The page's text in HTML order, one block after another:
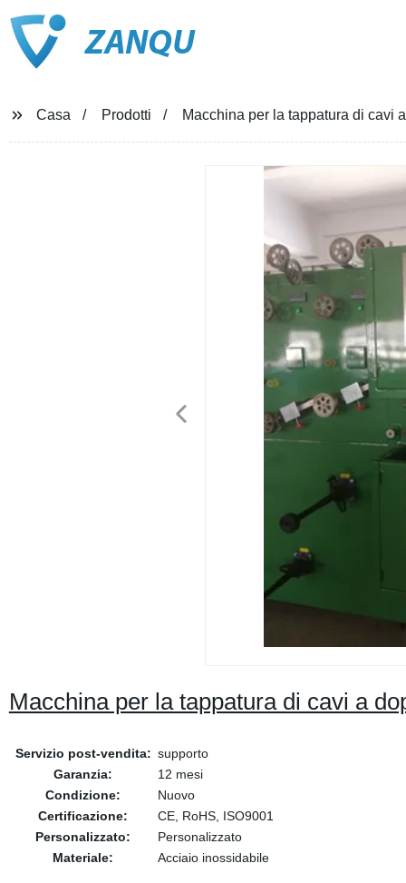
ZANQU
Casa Prodotti Macchina per la tappatura di cavi
Macchina per la tappatura di cavi a
Servizio post-vendita: supporto
Garanzia:
12 mesi
Condizione:
Nuovo
Certificazione:
CE, RoHS, ISO9001
Personalizzato:
Personalizzato
Materiale:
Acciaio inossidabile